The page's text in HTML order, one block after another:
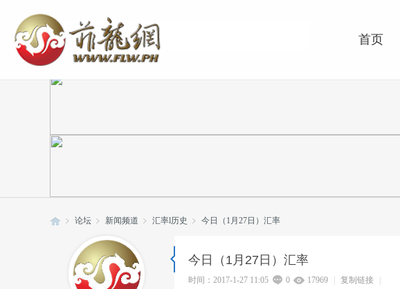
首页
论坛
›
新闻频道
›
汇率l历史
›
今日（1月27日）汇率
今日（1月27日）汇率
时间：2017-1-27 11:05 0 17969 复制链接